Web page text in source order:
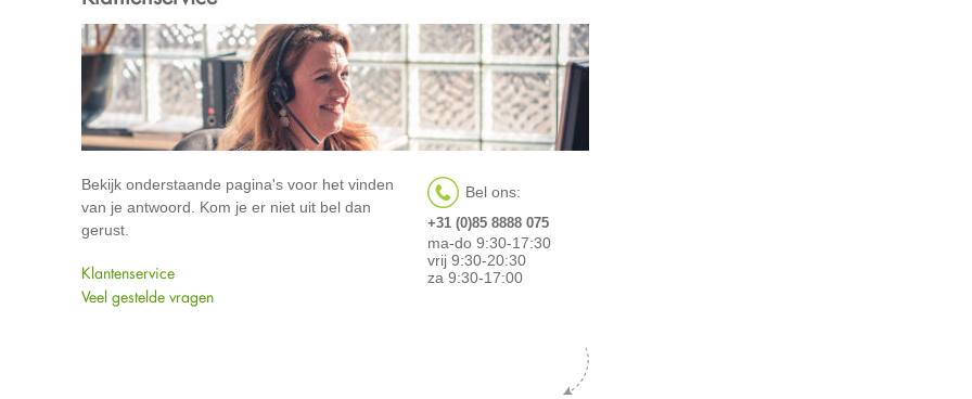
Bekijk onderstaande pagina's voor het vinden
van je antwoord. Kom je er niet uit bel dan
gerust.
Klantenservice
Veel gestelde vragen
Bel ons:
+31 (0)85 8888 075
ma-do 9:30-17:30
vrij 9:30-20:30
za 9:30-17:00